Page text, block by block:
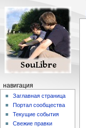
навигация
Заглавная страница
Портал сообщества
Текущие события
Свежие правки